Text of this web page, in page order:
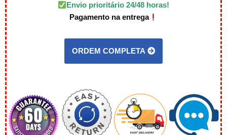
Envio prioritário 24/48 horas!
Pagamento na entrega
ORDEM COMPLETA